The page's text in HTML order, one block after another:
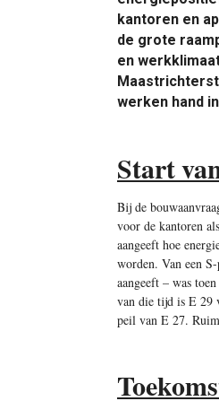
kantoren en
de grote
en
werken hand
Start
Bij de
voor de kantoren
aangeeft hoe
worden. Van een
aangeeft – was
van die tijd is E 29
peil van E 27.